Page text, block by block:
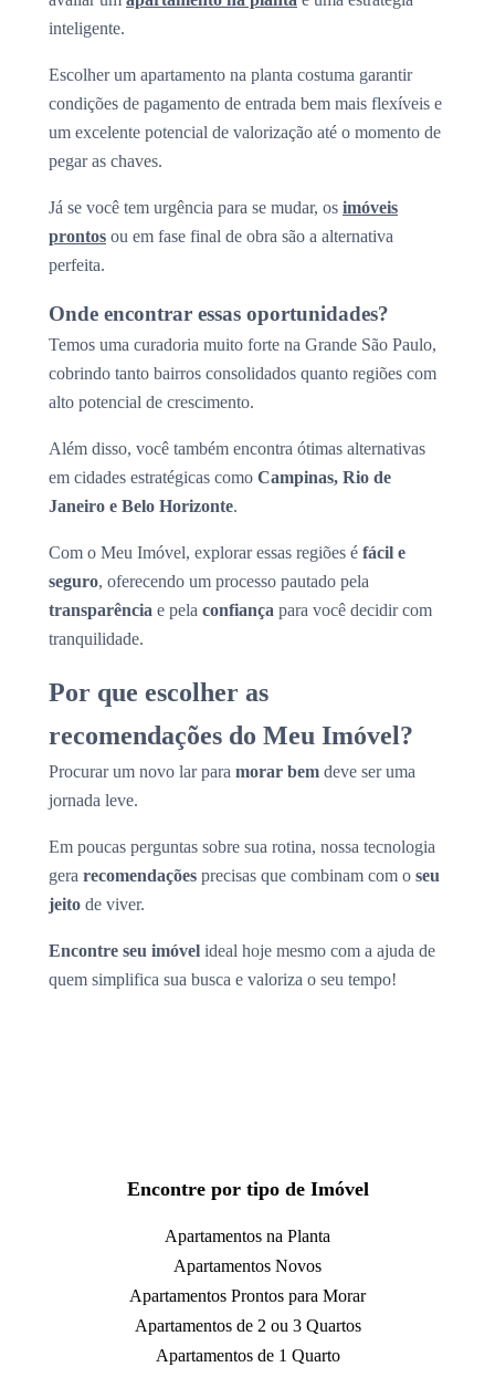
inteligente.
Escolher um apartamento na planta costuma garantir
condições de pagamento de entrada bem mais flexíveis e
um excelente potencial de valorização até o momento de
pegar as chaves.
Já se você tem urgência para se mudar, os imóveis
prontos ou em fase final de obra são a alternativa
perfeita.
Onde encontrar essas oportunidades?
Temos uma curadoria muito forte na Grande São Paulo,
cobrindo tanto bairros consolidados quanto regiões com
alto potencial de crescimento.
Além disso, você também encontra ótimas alternativas
em cidades estratégicas como Campinas, Rio de
Janeiro e Belo Horizonte.
Com o Meu Imóvel, explorar essas regiões é fácil e
seguro, oferecendo um processo pautado pela
transparência e pela confiança para você decidir com
tranquilidade.
Por que escolher as
recomendações do Meu Imóvel?
Procurar um novo lar para morar bem deve ser uma
jornada leve.
Em poucas perguntas sobre sua rotina, nossa tecnologia
gera recomendações precisas que combinam com o seu
jeito de viver.
Encontre seu imóvel ideal hoje mesmo com a ajuda de
quem simplifica sua busca e valoriza o seu tempo!
Encontre por tipo de Imóvel
Apartamentos na Planta
Apartamentos Novos
Apartamentos Prontos para Morar
Apartamentos de 2 ou 3 Quartos
Apartamentos de 1 Quarto